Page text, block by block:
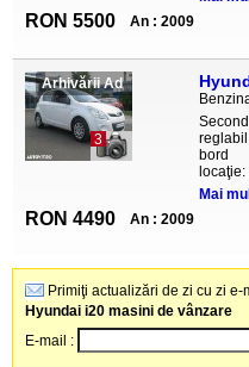
RON 5500
An : 2009
Arhivării Ad
3
bord
Mai
RON 4490
An : 2009
Primiţi actualizări de zi cu zi
Hyundai i20 masini de vânzare
E-mail :